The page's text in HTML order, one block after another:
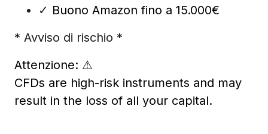
✓ Buono Amazon fino a 15.000€
* Avviso di rischio *
Attenzione: ⚠
CFDs are high-risk instruments and may
result in the loss of all your capital.